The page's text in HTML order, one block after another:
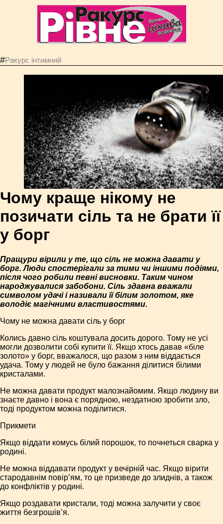
#Ракурс інтимний
Чому краще нікому не
позичати сіль та не брати її
у борг
Пращури вірили у те, що сіль не можна давати у
борг. Люди спостерігали за тими чи іншими подіями,
після чого робили певні висновки. Таким чином
народжувалися забобони. Сіль здавна вважали
символом удачі і називали її білим золотом, яке
володіє магічними властивостями.
Чому не можна давати сіль у борг
Колись давно сіль коштувала досить дорого. Тому не усі
могли дозволити собі купити її. Якщо хтось давав «біле
золото» у борг, вважалося, що разом з ним віддається
удача. Тому у людей не було бажання ділитися білими
кристалами.
Не можна давати продукт малознайомим. Якщо людину ви
знаєте давно і вона є порядною, нездатною зробити зло,
тоді продуктом можна поділитися.
Прикмети
Якщо віддати комусь білий порошок, то почнеться сварка у
родині.
Не можна віддавати продукт у вечірній час. Якщо вірити
стародавнім повір’ям, то це призведе до злиднів, а також
до конфліктів у родині.
Якщо роздавати кристали, тоді можна залучити у своє
життя безгрошів’я.